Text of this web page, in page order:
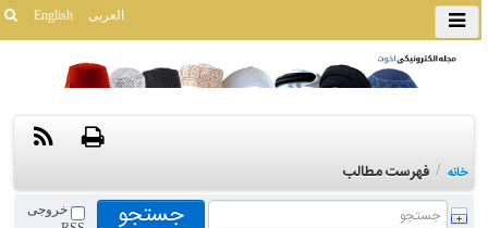
English العربی
خانه / فهرست مطالب
خروجی